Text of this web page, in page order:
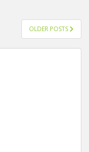
OLDER POSTS